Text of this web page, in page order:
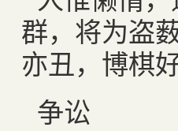
群，将为盗
亦丑，博棋
争讼